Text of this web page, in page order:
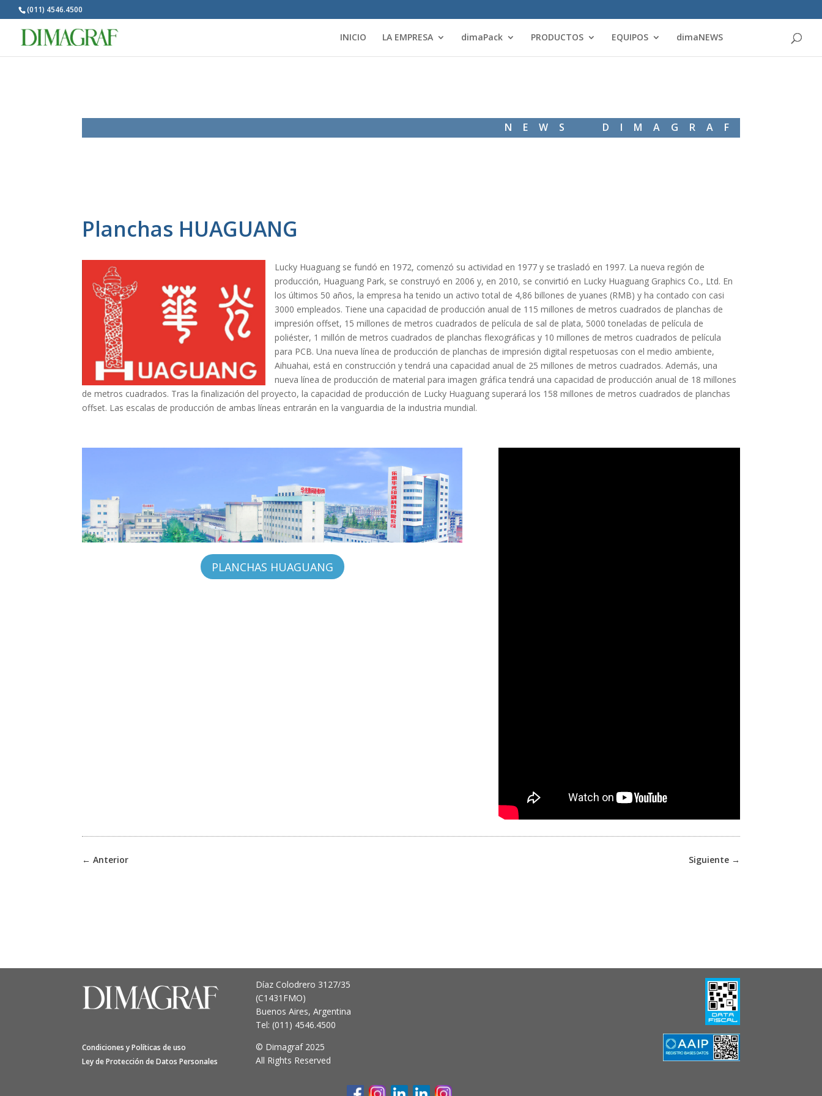
(011) 4546.4500
INICIO LA EMPRESA dimaPack PRODUCTOS EQUIPOS dimaNEWS
Products
NEWS DIMAGRAF
Planchas HUAGUANG
Lucky Huaguang se fundó en 1972, comenzó su actividad en 1977 y se trasladó en 1997. La nueva región de
producción, Huaguang Park, se construyó en 2006 y, en 2010, se convirtió en Lucky Huaguang Graphics Co., Ltd. En
los últimos 50 años, la empresa ha tenido un activo total de 4,86 billones de yuanes (RMB) y ha contado con casi
3000 empleados. Tiene una capacidad de producción anual de 115 millones de metros cuadrados de planchas de
impresión offset, 15 millones de metros cuadrados de película de sal de plata, 5000 toneladas de película de
poliéster, 1 millón de metros cuadrados de planchas flexográficas y 10 millones de metros cuadrados de película
para PCB. Una nueva línea de producción de planchas de impresión digital respetuosas con el medio ambiente,
Aihuahai, está en construcción y tendrá una capacidad anual de 25 millones de metros cuadrados. Además, una
nueva línea de producción de material para imagen gráfica tendrá una capacidad de producción anual de 18 millones
de metros cuadrados. Tras la finalización del proyecto, la capacidad de producción de Lucky Huaguang superará los 158 millones de metros cuadrados de planchas
offset. Las escalas de producción de ambas líneas entrarán en la vanguardia de la industria mundial.
PLANCHAS HUAGUANG
←Anterior Siguiente→
Condiciones y Políticas de uso
Ley de Protección de Datos Personales
Díaz Colodrero 3127/35
(C1431FMO)
Buenos Aires, Argentina
Tel: (011) 4546.4500
© Dimagraf 2025
All Rights Reserved